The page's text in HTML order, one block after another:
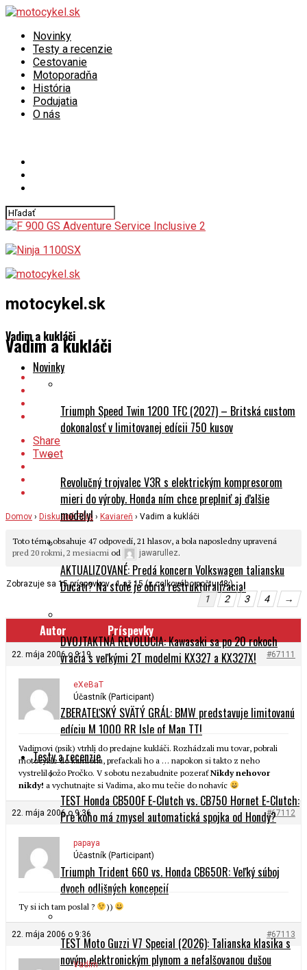
Novinky
Testy a recenzie
Cestovanie
Motoporadňa
História
Podujatia
O nás
motocykel.sk
Vadim a kukláči
Novinky
Triumph Speed Twin 1200 TFC (2027) – Britská custom
dokonalosť v limitovanej edícii 750 kusov
Revolučný trojvalec V3R s elektrickým kompresorom
mieri do výroby. Honda ním chce preplniť aj ďalšie
modely!
AKTUALIZOVANÉ: Predá koncern Volkswagen taliansku
Ducati? Na stole je obria reštrukturalizácia!
DVOJTAKTNÁ REVOLÚCIA: Kawasaki sa po 20 rokoch
vracia s veľkými 2T modelmi KX327 a KX327X!
ZBERATEĽSKÝ SVÄTÝ GRÁL: BMW predstavuje limitovanú
edíciu M 1000 RR Isle of Man TT!
Testy a recenzie
TEST Honda CB500F E-Clutch vs. CB750 Hornet E-Clutch:
Pre koho má zmysel automatická spojka od Hondy?
Triumph Trident 660 vs. Honda CB650R: Veľký súboj
dvoch odlišných koncepcií
TEST Moto Guzzi V7 Special (2026): Talianska klasika s
novým elektronickým plynom a nefalšovanou dušou
Vadim a kukláči
Share
Tweet
Domov › Diskusné Fóra › Kaviareň › Vadim a kukláči
Toto téma obsahuje 47 odpovedí, 21 hlasov, a bola naposledny upravená
pred 20 rokmi, 2 mesiacmi od jawarullez.
Zobrazuje sa 15 príspevkov - 1 až 15 (z celkového počtu 48 )
1 2 3 4 →
Autor Príspevky
22. mája 2006 o 9:19 #67111
eXeBaT
Účastník (Participant)
Vadimovi (psik) vtrhli do predajne kukláči. Rozhádzali mu tovar, pobrali
motocykle do kamióna, prefackali ho a … napokon si takto z neho
vystrelil Jožo Pročko. V sobotu nezabudnite pozeraťNikdy nehovor
nikdy! a vychutnajte si Vadima, ako mu tečie do nohavíc
22. mája 2006 o 9:36 #67112
papaya
Účastník (Participant)
Ty si ich tam poslal ? ))
22. mája 2006 o 9:36 #67113
Vadim